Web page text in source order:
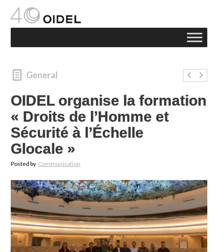
General
OIDEL organise la formation
« Droits de l’Homme et
Sécurité à l’Échelle
Glocale »
Posted by Communication